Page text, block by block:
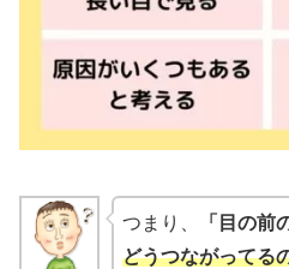
つまり、
「目の前
どうつながってる